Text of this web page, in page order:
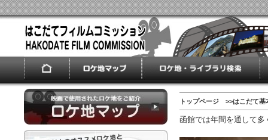
トップページ >>はこだて基
函館では年間を通して